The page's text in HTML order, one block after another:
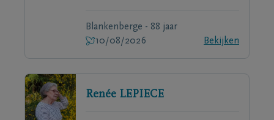
Blankenberge - 88 jaar
10/08/2026
Bekijken
Renée LEPIECE